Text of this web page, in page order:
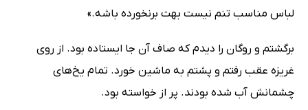
لباس مناسب تنم نیست بهت برنخورده باشه.»
برگشتم و روگان را دیدم که صاف آن جا ایستاده بود. از روی
غریزه عقب رفتم و پشتم به ماشین خورد. تمام یخ‌های
چشمانش آب شده بودند. پر از خواسته بود.